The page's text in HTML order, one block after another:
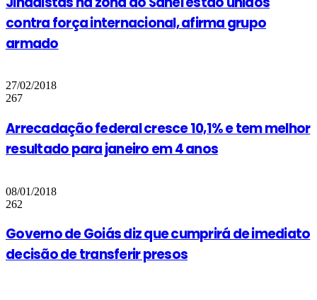
contra força internacional, afirma grupo
armado
27/02/2018
267
Arrecadação federal cresce 10,1% e tem melhor
resultado para janeiro em 4 anos
08/01/2018
262
Governo de Goiás diz que cumprirá de imediato
decisão de transferir presos